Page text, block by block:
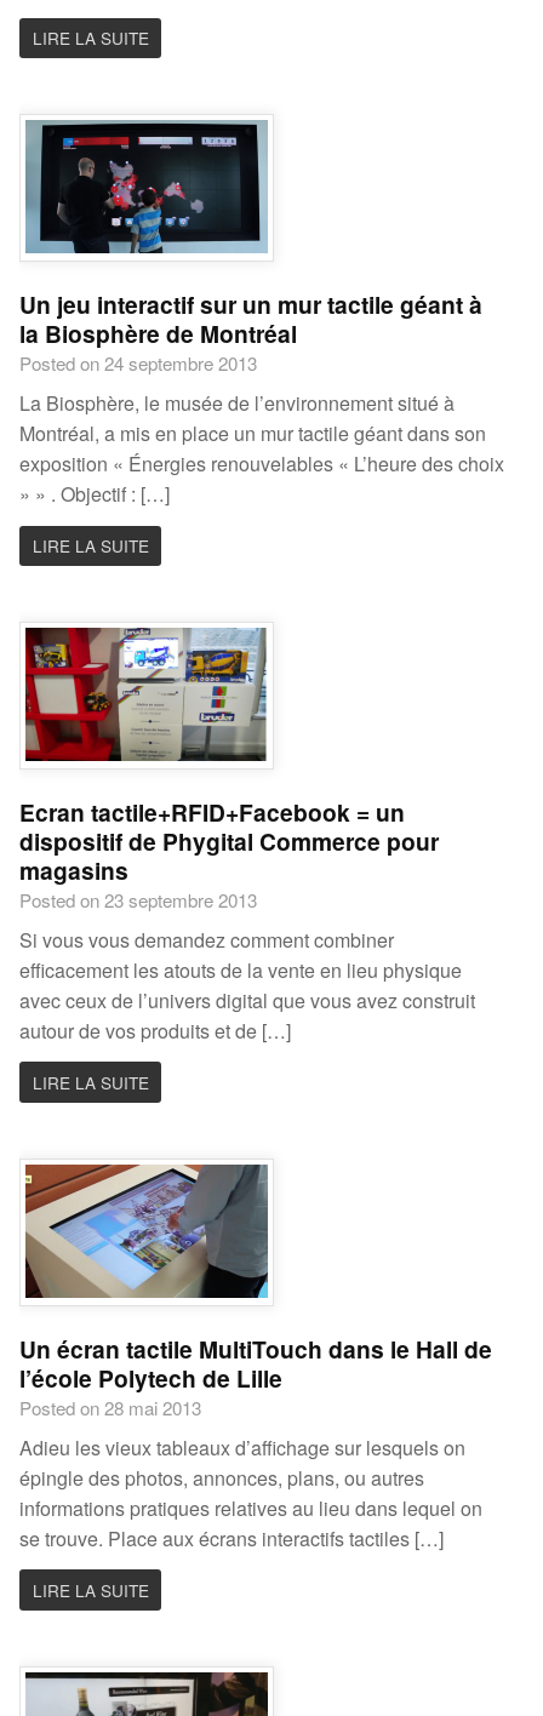
LIRE LA SUITE
Un jeu interactif sur un mur tactile géant à
la Biosphère de Montréal
Posted on 24 septembre 2013
La Biosphère, le musée de l’environnement situé à
Montréal, a mis en place un mur tactile géant dans son
exposition « Énergies renouvelables « L’heure des choix
» » . Objectif : […]
LIRE LA SUITE
Ecran tactile+RFID+Facebook = un
dispositif de Phygital Commerce pour
magasins
Posted on 23 septembre 2013
Si vous vous demandez comment combiner
efficacement les atouts de la vente en lieu physique
avec ceux de l’univers digital que vous avez construit
autour de vos produits et de […]
LIRE LA SUITE
Un écran tactile MultiTouch dans le Hall de
l’école Polytech de Lille
Posted on 28 mai 2013
Adieu les vieux tableaux d’affichage sur lesquels on
épingle des photos, annonces, plans, ou autres
informations pratiques relatives au lieu dans lequel on
se trouve. Place aux écrans interactifs tactiles […]
LIRE LA SUITE